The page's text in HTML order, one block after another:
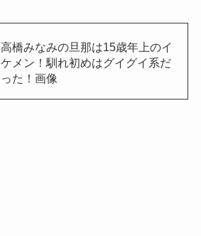
高橋みなみの旦那は15歳年上のイ
ケメン！馴れ初めはグイグイ系だ
った！画像